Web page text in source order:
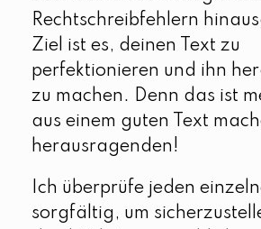
Rechtschreibfehlern
Ziel ist es, deinen Text zu
perfektionieren und ihn
zu machen. Denn das ist
aus einem guten Text
herausragenden!
Ich überprüfe jeden
sorgfältig, um